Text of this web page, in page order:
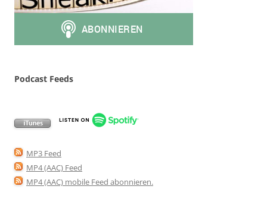
Podcast Feeds
MP3 Feed
MP4 (AAC) Feed
MP4 (AAC) mobile Feed abonnieren.